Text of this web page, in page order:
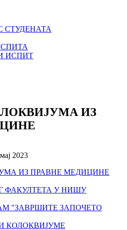
СТУДЕНАТА
ИСПИТ
ИЗ
2023
ИЗ ПРАВНЕ МЕДИЦИНЕ
ФАКУЛТЕТА У НИШУ
"ЗАВРШИТЕ ЗАПОЧЕТО
КОЛОКВИЈУМЕ